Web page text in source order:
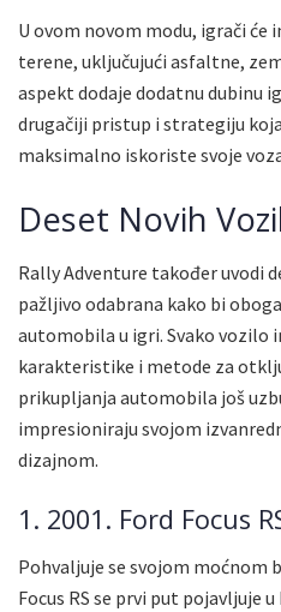
U ovom novom modu, igrači
terene, uključujući asfaltne,
aspekt dodaje dodatnu dubinu
drugačiji pristup i strategiju
maksimalno iskoriste svoje
Deset Novih
Rally Adventure također uvodi
pažljivo odabrana kako bi
automobila u igri. Svako vozilo
karakteristike i metode za
prikupljanja automobila još
impresioniraju svojom
dizajnom.
1. 2001. Ford Focus
Pohvaljuje se svojom moćnom
Focus RS se prvi put pojavljuje